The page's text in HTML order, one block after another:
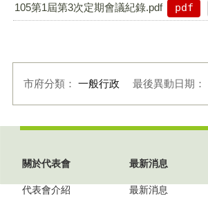
105第1屆第3次定期會議紀錄.pdf pdf
市府分類： 一般行政 最後異動日期：
關於代表會
代表會介紹
最新消息
最新消息